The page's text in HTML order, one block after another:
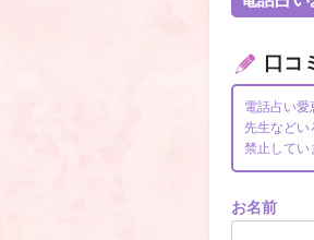
口コ
電話占い
先生など
禁止してい
お名前